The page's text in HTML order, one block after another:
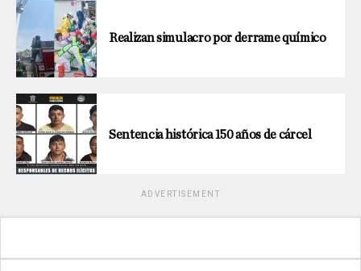
Realizan simulacro por derrame químico
Sentencia histórica 150 años de cárcel
ADVERTISEMENT